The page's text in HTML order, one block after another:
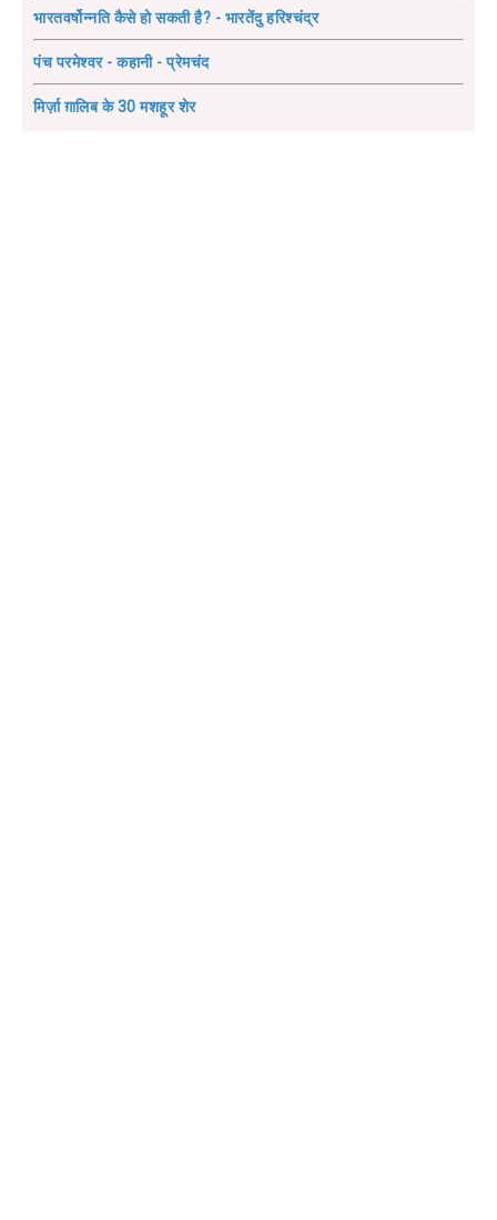
भारतवर्षोन्नति कैसे हो सकती है? - भारतेंदु हरिश्चंद्र
पंच परमेश्वर - कहानी - प्रेमचंद
मिर्ज़ा ग़ालिब के 30 मशहूर शेर